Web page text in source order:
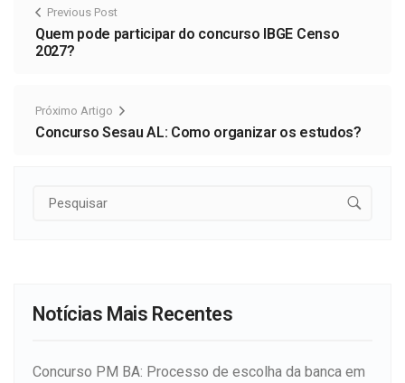
Previous Post
Quem pode participar do concurso IBGE Censo
2027?
Próximo Artigo
Concurso Sesau AL: Como organizar os estudos?
Notícias Mais Recentes
Concurso PM BA: Processo de escolha da banca em